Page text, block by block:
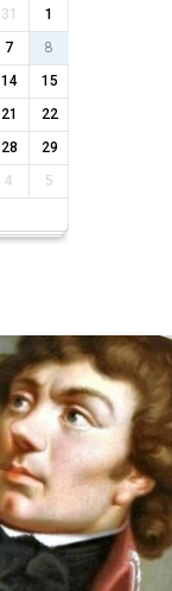
31
1
7
8
14
15
21
22
28
29
4 5